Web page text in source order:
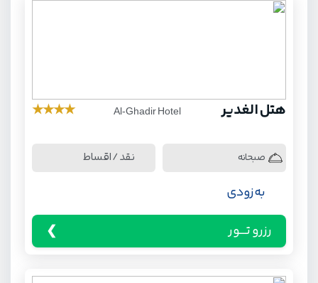
هتل الغدیر Al-Ghadir Hotel
★
★
★
★
صبحانه نقد / اقساط
به زودی
رزرو تـــور